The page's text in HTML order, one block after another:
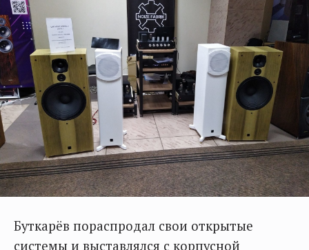
Буткарёв пораспродал свои открытые
системы и выставлялся с корпусной